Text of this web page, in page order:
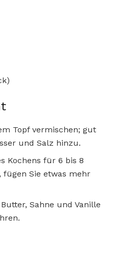
Topf vermischen; gut
und Salz hinzu.
Kochens für 6 bis 8
fügen Sie etwas mehr
Sahne und Vanille